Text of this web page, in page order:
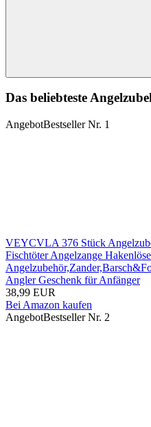
Suchen
Das beliebteste
AngebotBestseller Nr. 1
VEYCVLA 376 Stück
Fischtöter Angelzange
Angler Geschenk für Anfänger
38,99 EUR
Bei Amazon kaufen
AngebotBestseller Nr. 2